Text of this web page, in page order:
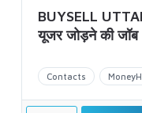
Contacts
BUYSELL